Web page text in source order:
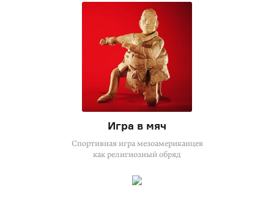
Игра в мяч
Спортивная игра мезоамериканцев
как религиозный обряд